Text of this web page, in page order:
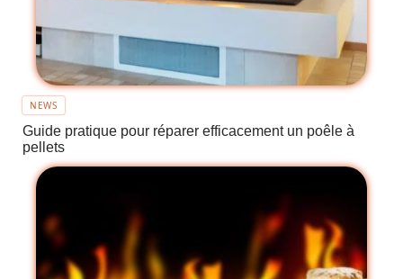
NEWS
Guide pratique pour réparer efficacement un poêle à
pellets